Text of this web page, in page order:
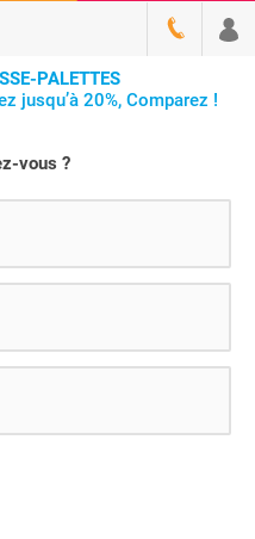
PALETTES
jusqu’à 20%, Comparez !
vous ?